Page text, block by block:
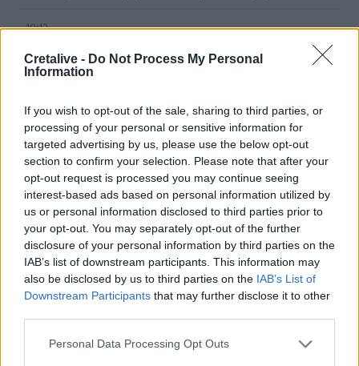
Cretalive - Do Not Process My Personal
Information
If you wish to opt-out of the sale, sharing to third parties, or
processing of your personal or sensitive information for
targeted advertising by us, please use the below opt-out
section to confirm your selection. Please note that after your
opt-out request is processed you may continue seeing
interest-based ads based on personal information utilized by
us or personal information disclosed to third parties prior to
your opt-out. You may separately opt-out of the further
disclosure of your personal information by third parties on the
IAB’s list of downstream participants. This information may
also be disclosed by us to third parties on the IAB’s List of
Downstream Participants that may further disclose it to other
Personal Data Processing Opt Outs
10:12
Eurobank: Νέα αγορά 1,1 εκατ. ιδίων μετοχών - Στα €4,92
εκατ. το κόστος
Εξοικονομώ - Επιχειρώ: Παράταση έως τις 30 Νοεμβρίου
για περισσότερες από 400 επιχειρήσεις
09:54
Τα ξημερώματα της Πέμπτης κοίτα στον ουρανό - Έρχεται
η βροχή των Περσείδων
09:46
Νίκος Καλογερόπουλος (1952-2026): O αντισυμβατικός
«ιππέας της Πύλου»
09:39